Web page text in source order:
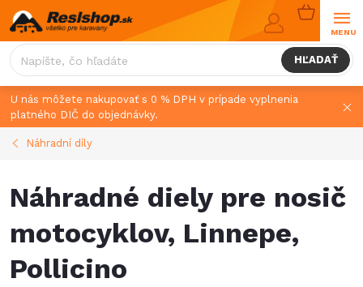
Prejsť
na
obsah
HĽADAŤ
KOŠÍK
U nás môžete nakupovať s 0 % DPH v prípade vyplnenia
platného DIČ do objednávky.
Náhradní díly
Náhradné diely pre nosič
motocyklov, Linnepe,
Pollicino